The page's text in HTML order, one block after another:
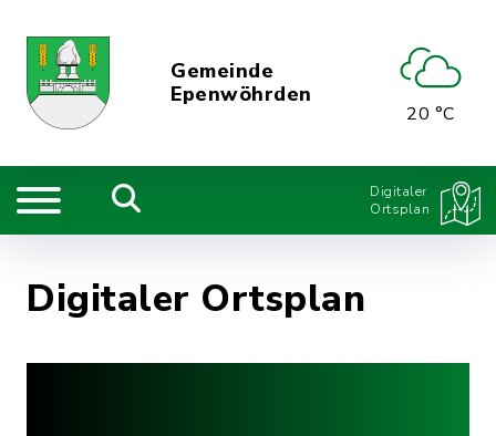
Gemeinde
Epenwöhrden
20 °C
Digitaler
Ortsplan
Digitaler Ortsplan